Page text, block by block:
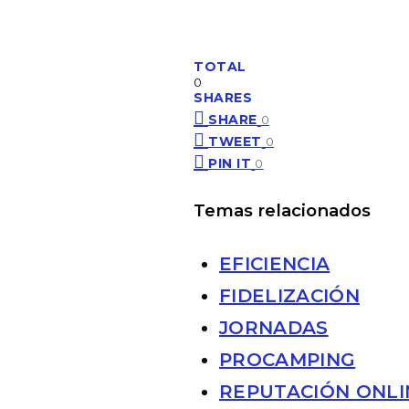
TOTAL
0
SHARES
SHARE 0
TWEET 0
PIN IT 0
Temas relacionados
EFICIENCIA
FIDELIZACIÓN
JORNADAS
PROCAMPING
REPUTACIÓN